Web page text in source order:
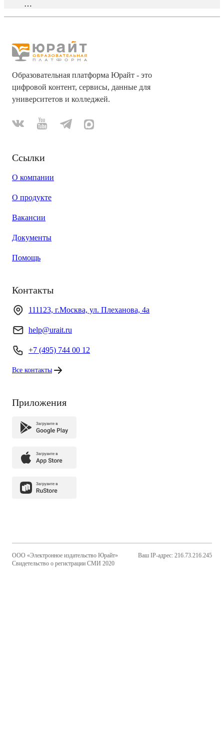
…
Образовательная платформа Юрайт - это
цифровой контент, сервисы, данные для
университетов и колледжей.
Ссылки
О компании
О продукте
Вакансии
Документы
Помощь
Контакты
111123, г.Москва, ул. Плеханова, 4а
help@urait.ru
+7 (495) 744 00 12
Все контакты
Приложения
ООО «Электронное издательство Юрайт»
Свидетельство о регистрации СМИ 2020
Ваш IP-адрес: 216.73.216.245